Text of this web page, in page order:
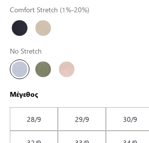
Comfort Stretch (1%-20%)
No Stretch
Μέγεθος
28/9 29/9 30/9